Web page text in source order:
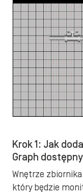
Krok 1: Jak
Graph
Wnętrze
który będzie